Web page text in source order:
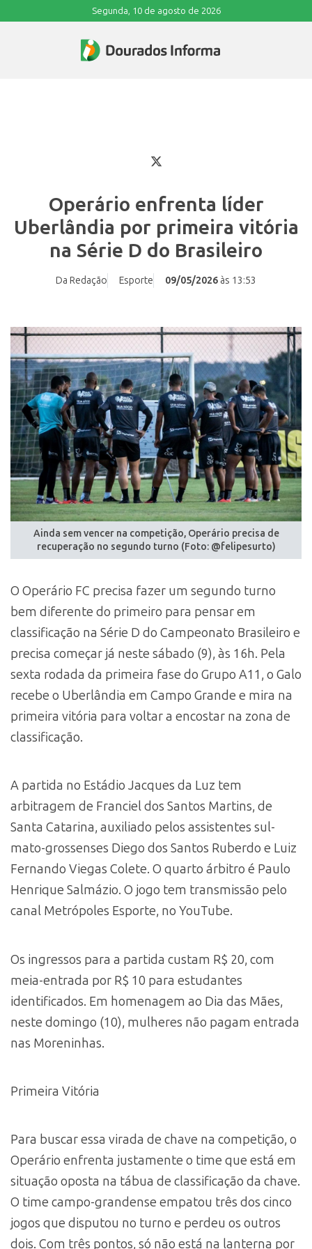
Segunda, 10 de agosto de 2026
Operário enfrenta líder
Uberlândia por primeira vitória
na Série D do Brasileiro
Da Redação Esporte 09/05/2026 às 13:53
Ainda sem vencer na competição, Operário precisa de
recuperação no segundo turno (Foto: @felipesurto)
O Operário FC precisa fazer um segundo turno
bem diferente do primeiro para pensar em
classificação na Série D do Campeonato Brasileiro e
precisa começar já neste sábado (9), às 16h. Pela
sexta rodada da primeira fase do Grupo A11, o Galo
recebe o Uberlândia em Campo Grande e mira na
primeira vitória para voltar a encostar na zona de
classificação.
A partida no Estádio Jacques da Luz tem
arbitragem de Franciel dos Santos Martins, de
Santa Catarina, auxiliado pelos assistentes sul-
mato-grossenses Diego dos Santos Ruberdo e Luiz
Fernando Viegas Colete. O quarto árbitro é Paulo
Henrique Salmázio. O jogo tem transmissão pelo
canal Metrópoles Esporte, no YouTube.
Os ingressos para a partida custam R$ 20, com
meia-entrada por R$ 10 para estudantes
identificados. Em homenagem ao Dia das Mães,
neste domingo (10), mulheres não pagam entrada
nas Moreninhas.
Primeira Vitória
Para buscar essa virada de chave na competição, o
Operário enfrenta justamente o time que está em
situação oposta na tábua de classificação da chave.
O time campo-grandense empatou três dos cinco
jogos que disputou no turno e perdeu os outros
dois. Com três pontos, só não está na lanterna por